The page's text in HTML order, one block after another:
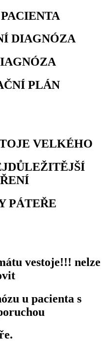
DIAGNÓZA
PLÁN
VELKÉHO
PÁTEŘE
vestoje!!! nelze
u pacienta s